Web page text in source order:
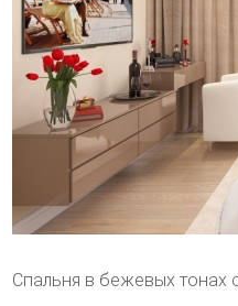
Спальня в бежевых тонах